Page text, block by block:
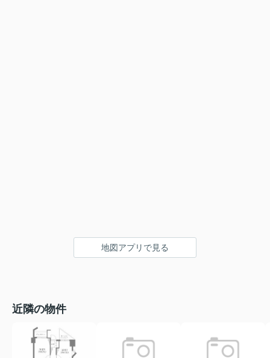
地図アプリで見る
近隣の物件